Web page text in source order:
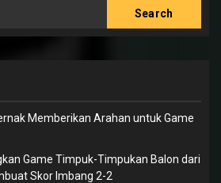
Search
Memberikan Arahan untuk Game
Game Timpuk-Timpukan Balon dari
Skor Imbang 2-2